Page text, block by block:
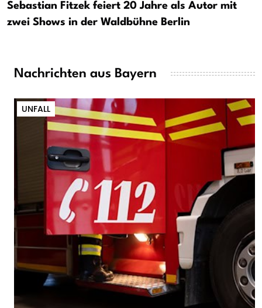
Sebastian Fitzek feiert 20 Jahre als Autor mit
zwei Shows in der Waldbühne Berlin
Nachrichten aus Bayern
UNFALL